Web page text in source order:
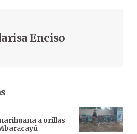
Enciso
a orillas